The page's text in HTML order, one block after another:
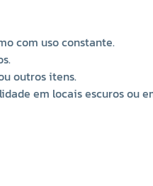
com uso constante.
outros itens.
em locais escuros ou